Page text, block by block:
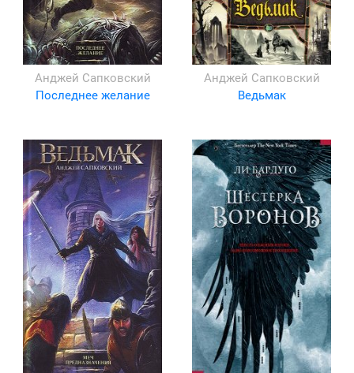
Анджей Сапковский
Последнее желание
Анджей Сапковский
Ведьмак